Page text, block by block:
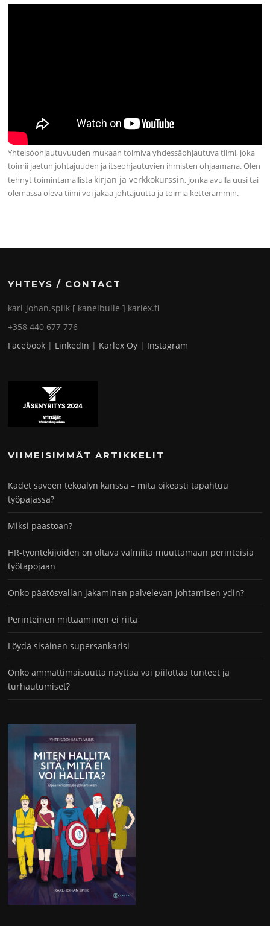
Yhteisöohjautuvuuden mukaan toimiva yhdessäohjautuva tiimi, joka
toimii jaetun johtajuuden ja itseohjautuvien ihmisten ohjaamana. Olen
tehnyt toimintamallista kirjan ja verkkokurssin, jonka avulla uusi tai
olemassa oleva tiimi voi jakaa johtajuutta ja toimia ketterämmin.
YHTEYS / CONTACT
karl-johan.spiik [ kanelbulle ] karlex.fi
+358 440 677 776
Facebook | LinkedIn | Karlex Oy | Instagram
VIIMEISIMMÄT ARTIKKELIT
Kädet saveen tekoälyn kanssa – mitä oikeasti tapahtuu
työpajassa?
Miksi paastoan?
HR-työntekijöiden on oltava valmiita muuttamaan perinteisiä
työtapojaan
Onko päätösvallan jakaminen palvelevan johtamisen ydin?
Perinteinen mittaaminen ei riitä
Löydä sisäinen supersankarisi
Onko ammattimaisuutta näyttää vai piilottaa tunteet ja
turhautumiset?